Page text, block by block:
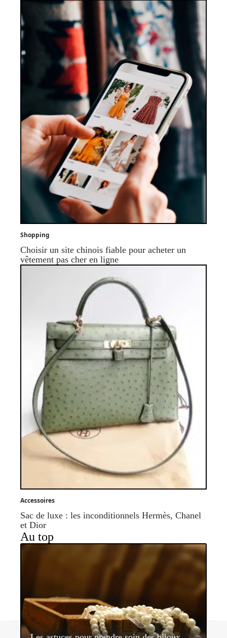
Shopping
Choisir un site chinois fiable pour acheter un
vêtement pas cher en ligne
Accessoires
Sac de luxe : les inconditionnels Hermès, Chanel
et Dior
Au top
Contact Mentions légales Sitemap